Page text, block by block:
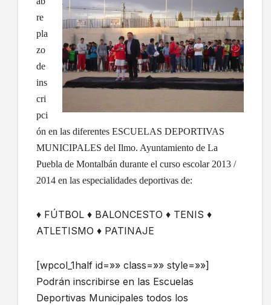
re
pla
zo
de
ins
cri
pci
ón en las diferentes ESCUELAS DEPORTIVAS
MUNICIPALES del Ilmo. Ayuntamiento de La
Puebla de Montalbán durante el curso escolar 2013 /
2014 en las especialidades deportivas de:
♦ FÚTBOL ♦ BALONCESTO ♦ TENIS ♦
ATLETISMO ♦ PATINAJE
[wpcol_1half id=»» class=»» style=»»]
Podrán inscribirse en las Escuelas
Deportivas Municipales todos los